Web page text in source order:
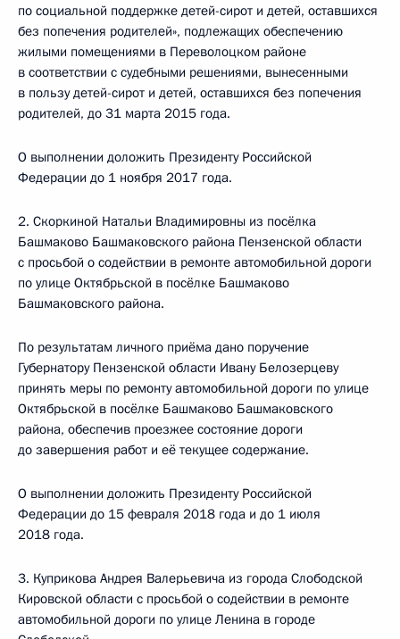
по социальной поддержке детей-сирот и детей, оставшихся
без попечения родителей», подлежащих обеспечению
жилыми помещениями в Переволоцком районе
в соответствии с судебными решениями, вынесенными
в пользу детей-сирот и детей, оставшихся без попечения
родителей, до 31 марта 2015 года.
О выполнении доложить Президенту Российской
Федерации до 1 ноября 2017 года.
2. Скоркиной Натальи Владимировны из посёлка
Башмаково Башмаковского района Пензенской области
с просьбой о содействии в ремонте автомобильной дороги
по улице Октябрьской в посёлке Башмаково
Башмаковского района.
По результатам личного приёма дано поручение
Губернатору Пензенской области Ивану Белозерцеву
принять меры по ремонту автомобильной дороги по улице
Октябрьской в посёлке Башмаково Башмаковского
района, обеспечив проезжее состояние дороги
до завершения работ и её текущее содержание.
О выполнении доложить Президенту Российской
Федерации до 15 февраля 2018 года и до 1 июля
2018 года.
3. Куприкова Андрея Валерьевича из города Слободской
Кировской области с просьбой о содействии в ремонте
автомобильной дороги по улице Ленина в городе